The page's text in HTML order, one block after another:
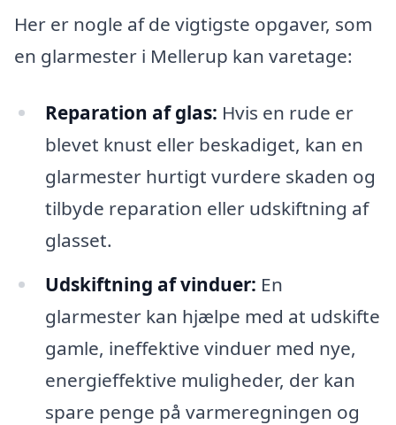
Her er nogle af de vigtigste opgaver, som
en glarmester i Mellerup kan varetage:
Reparation af glas: Hvis en rude er
blevet knust eller beskadiget, kan en
glarmester hurtigt vurdere skaden og
tilbyde reparation eller udskiftning af
glasset.
Udskiftning af vinduer: En
glarmester kan hjælpe med at udskifte
gamle, ineffektive vinduer med nye,
energieffektive muligheder, der kan
spare penge på varmeregningen og